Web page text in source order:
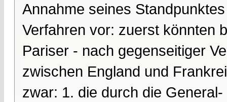
Annahme seines
Verfahren vor: zuerst könnten
Pariser - nach gegenseitiger
zwischen England und
zwar: 1. die durch die